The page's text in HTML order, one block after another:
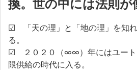
換。世の中には法則が
☑ 「天の理」と「地の理」を知
る。
☑ ２０２０（∞∞）年にはユート
限供給の時代に入る。